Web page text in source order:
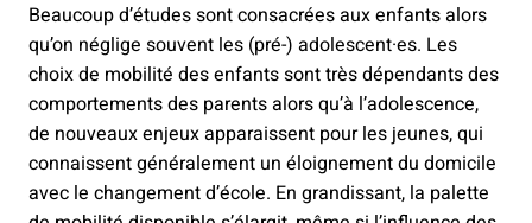
Beaucoup d’études sont consacrées aux enfants alors
qu’on néglige souvent les (pré-) adolescent·es. Les
choix de mobilité des enfants sont très dépendants des
comportements des parents alors qu’à l’adolescence,
de nouveaux enjeux apparaissent pour les jeunes, qui
connaissent généralement un éloignement du domicile
avec le changement d’école. En grandissant, la palette